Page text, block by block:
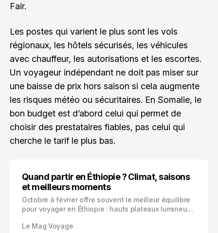
Fair.
Les postes qui varient le plus sont les vols
régionaux, les hôtels sécurisés, les véhicules
avec chauffeur, les autorisations et les escortes.
Un voyageur indépendant ne doit pas miser sur
une baisse de prix hors saison si cela augmente
les risques météo ou sécuritaires. En Somalie, le
bon budget est d’abord celui qui permet de
choisir des prestataires fiables, pas celui qui
cherche le tarif le plus bas.
Quand partir en Éthiopie ? Climat, saisons
et meilleurs moments
Octobre à février offre souvent le meilleur équilibre
pour voyager en Éthiopie : hauts plateaux lumineux,
supportable dans certaines basses terres. Voici
Le Mag Voyage